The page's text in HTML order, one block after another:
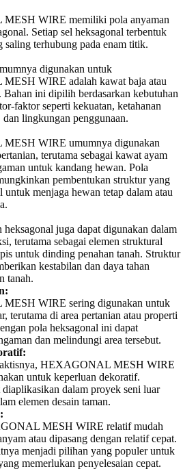
WIRE memiliki pola anyaman
Setiap sel heksagonal terbentuk
saling terhubung pada enam titik.
digunakan untuk
WIRE adalah kawat baja atau
Bahan ini dipilih berdasarkan kebutuhan
faktor seperti kekuatan, ketahanan
dan lingkungan penggunaan.
WIRE umumnya digunakan
terutama sebagai kawat ayam
untuk kandang hewan. Pola
pembentukan struktur yang
untuk menjaga hewan tetap dalam atau
heksagonal juga dapat digunakan dalam
terutama sebagai elemen struktural
untuk dinding penahan tanah. Struktur
kestabilan dan daya tahan
tanah.
WIRE sering digunakan untuk
terutama di area pertanian atau properti
pola heksagonal ini dapat
dan melindungi area tersebut.
HEXAGONAL MESH WIRE
untuk keperluan dekoratif.
dalam proyek seni luar
elemen desain taman.
MESH WIRE relatif mudah
atau dipasang dengan relatif cepat.
menjadi pilihan yang populer untuk
memerlukan penyelesaian cepat.